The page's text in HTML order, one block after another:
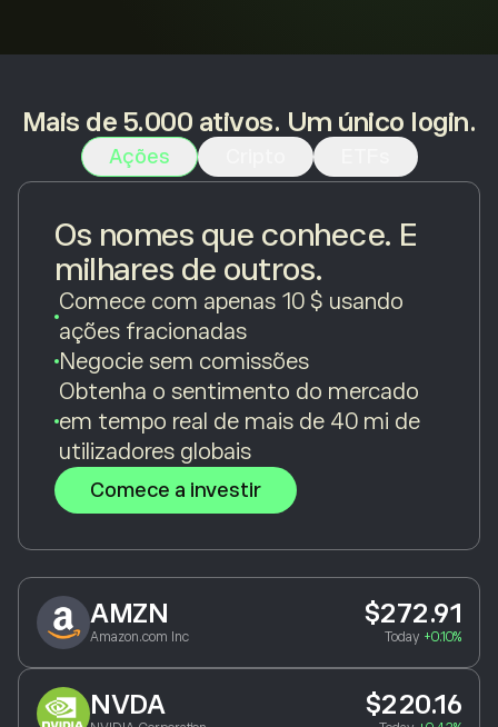
Mais de 5.000 ativos. Um único login.
Ações
Os nomes que conhece. E
milhares de outros.
Comece com apenas 10 $ usando
ações fracionadas
Negocie sem comissões
Obtenha o sentimento do mercado
em tempo real de mais de 40 mi de
utilizadores globais
Comece a investir
AMZN
Amazon.com Inc
$272.91
Today +0.10%
NVDA $220.16